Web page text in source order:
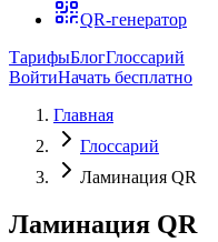
QR-генератор
ТарифыБлогГлоссарий
ВойтиНачать бесплатно
Главная
Глоссарий
Ламинация QR
Ламинация QR